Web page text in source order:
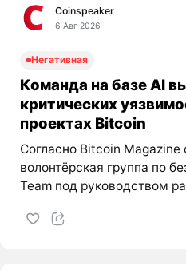
Coinspeaker
6 Авг 2026
Негативная
Команда на базе AI
критических
проектах Bitcoin
Согласно Bitcoin Magazine
волонтёрская группа по
Team под руководством